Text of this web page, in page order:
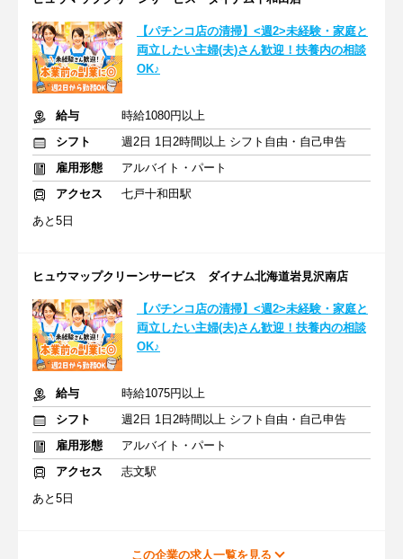
【パチンコ店の清掃】<週2>未経験・家庭と
両立したい主婦(夫)さん歓迎！扶養内の相談
OK♪
給与
時給1080円以上
シフト
週2日 1日2時間以上 シフト自由・自己申告
雇用形態
アルバイト・パート
アクセス
七戸十和田駅
あと5日
ヒュウマップクリーンサービス ダイナム北海道岩見沢南店
【パチンコ店の清掃】<週2>未経験・家庭と
両立したい主婦(夫)さん歓迎！扶養内の相談
OK♪
給与
時給1075円以上
シフト
週2日 1日2時間以上 シフト自由・自己申告
雇用形態
アルバイト・パート
アクセス
志文駅
あと5日
この企業の求人一覧を見る